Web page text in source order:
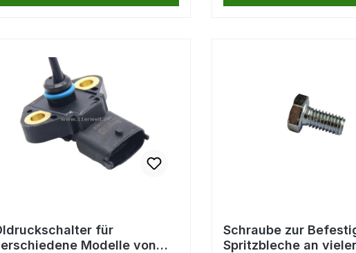
für
Modelle von
Schraube zur
Spritzbleche an